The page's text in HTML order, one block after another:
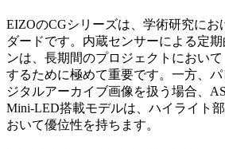
EIZOのCGシリーズは、学術研究にお
ダードです。内蔵センサーによる定
ンは、長期間のプロジェクトにおい
するために極めて重要です。一方、
ジタルアーカイブ画像を扱う場合、
Mini-LED搭載モデルは、ハイライト
おいて優位性を持ちます。